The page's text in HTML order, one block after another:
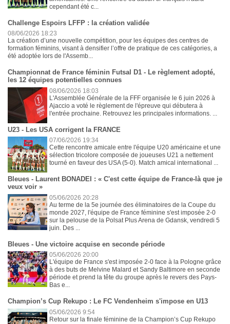
cependant été c...
Challenge Espoirs LFFP : la création validée
08/06/2026 18:23
La création d’une nouvelle compétition, pour les équipes des centres de
formation féminins, visant à densifier l’offre de pratique de ces catégories, a
été adoptée lors de l'Assemb...
Championnat de France féminin Futsal D1 - Le règlement adopté,
les 12 équipes potentielles connues
08/06/2026 18:03
L'Assemblée Générale de la FFF organisée le 6 juin 2026 à
Ajaccio a voté le règlement de l'épreuve qui débutera à
l'entrée prochaine. Retrouvez les principales informations. ...
U23 - Les USA corrigent la FRANCE
07/06/2026 19:34
Cette rencontre amicale entre l'équipe U20 américaine et une
sélection tricolore composée de joueuses U21 a nettement
tourné en faveur des USA (5-0). Match amical international ...
Bleues - Laurent BONADEI : « C'est cette équipe de France-là que je
veux voir »
05/06/2026 20:28
Au terme de la 5e journée des éliminatoires de la Coupe du
monde 2027, l'équipe de France féminine s'est imposée 2-0
sur la pelouse de la Polsat Plus Arena de Gdansk, vendredi 5
juin. Des ...
Bleues - Une victoire acquise en seconde période
05/06/2026 20:00
L'équipe de France s'est imposée 2-0 face à la Pologne grâce
à des buts de Melvine Malard et Sandy Baltimore en seconde
période et prend la tête du groupe après le revers des Pays-
Bas e...
Champion’s Cup Rekupo : Le FC Vendenheim s'impose en U13
05/06/2026 9:54
Retour sur la finale féminine de la Champion’s Cup Rekupo